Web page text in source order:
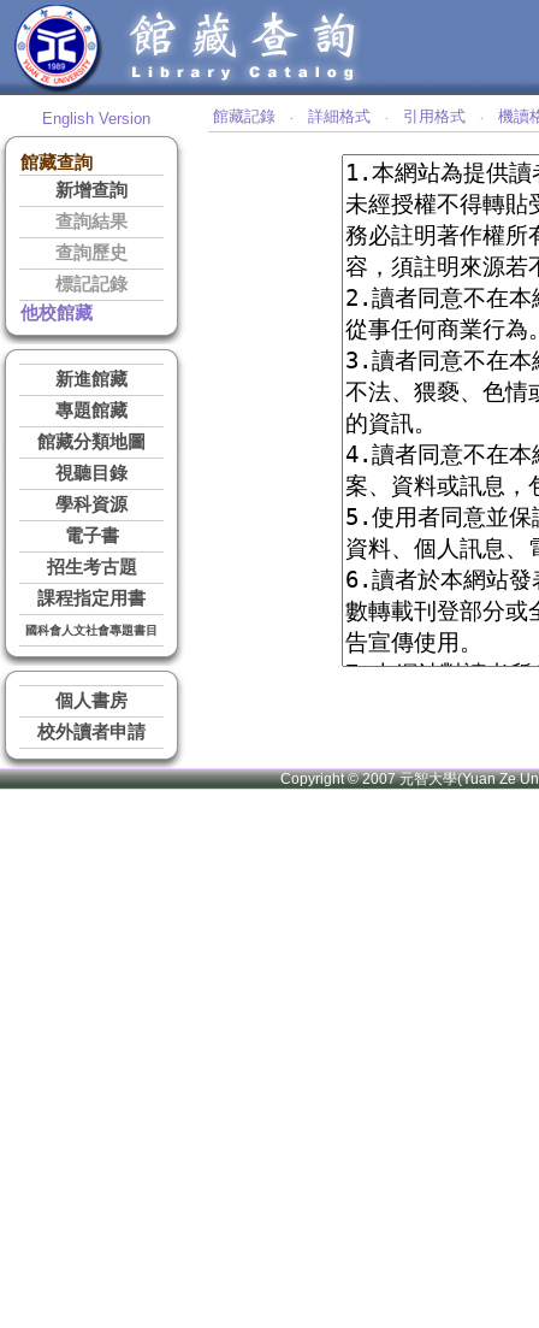
English Version
館藏查詢
新增查詢
查詢結果
查詢歷史
標記記錄
他校館藏
新進館藏
專題館藏
館藏分類地圖
視聽目錄
學科資源
電子書
招生考古題
課程指定用書
國科會人文社會專題書目
個人書房
校外讀者申請
館藏記錄 ‧ 詳細格式 ‧ 引用格式 ‧ 機讀
Copyright © 2007 元智大學(Yuan Ze